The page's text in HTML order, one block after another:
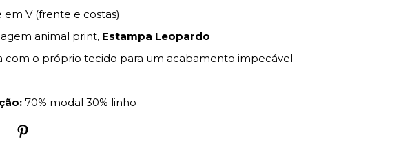
em V (frente e costas)
animal print, Estampa Leopardo
com o próprio tecido para um acabamento impecável
70% modal 30% linho